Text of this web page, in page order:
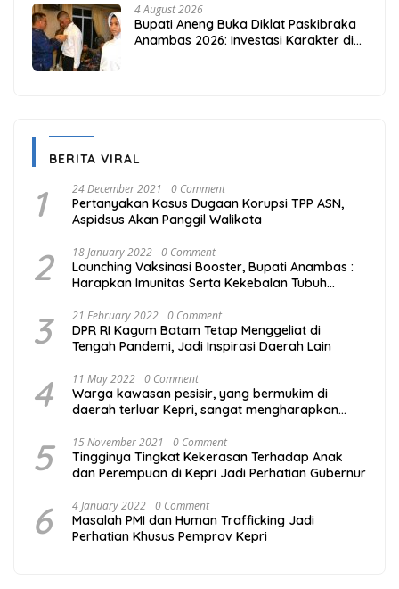
4 August 2026
Bupati Aneng Buka Diklat Paskibraka
Anambas 2026: Investasi Karakter di
BERITA VIRAL
1 24 December 2021 0 Comment
Pertanyakan Kasus Dugaan Korupsi TPP ASN,
Aspidsus Akan Panggil Walikota
2 18 January 2022 0 Comment
Launching Vaksinasi Booster, Bupati Anambas :
Harapkan Imunitas Serta Kekebalan Tubuh
3 21 February 2022 0 Comment
DPR RI Kagum Batam Tetap Menggeliat di
Tengah Pandemi, Jadi Inspirasi Daerah Lain
4 11 May 2022 0 Comment
Warga kawasan pesisir, yang bermukim di
daerah terluar Kepri, sangat mengharapkan
Gubernur Kepulauan Riau Ansar Ahmad
berlanjut. Program yang dirasa sangat mumpuni
mencegah degradasi akhlak.
5 15 November 2021 0 Comment
Tingginya Tingkat Kekerasan Terhadap Anak
dan Perempuan di Kepri Jadi Perhatian Gubernur
6 4 January 2022 0 Comment
Masalah PMI dan Human Trafficking Jadi
Perhatian Khusus Pemprov Kepri